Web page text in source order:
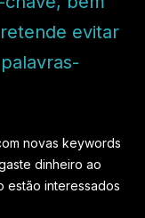
evitar
novas keywords
dinheiro ao
estão interessados